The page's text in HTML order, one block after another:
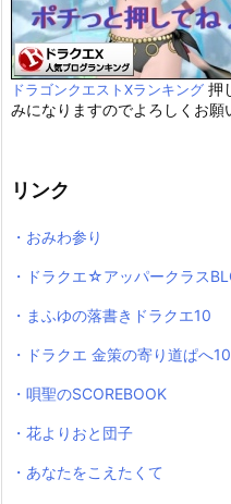
ドラゴンクエストXランキング 押
みになりますのでよろしくお願
リンク
・おみわ参り
・ドラクエ☆アッパークラス
・まふゆの落書きドラクエ10
・ドラクエ 金策の寄り道ぱへ10
・唄聖のSCOREBOOK
・花よりおと団子
・あなたをこえたくて